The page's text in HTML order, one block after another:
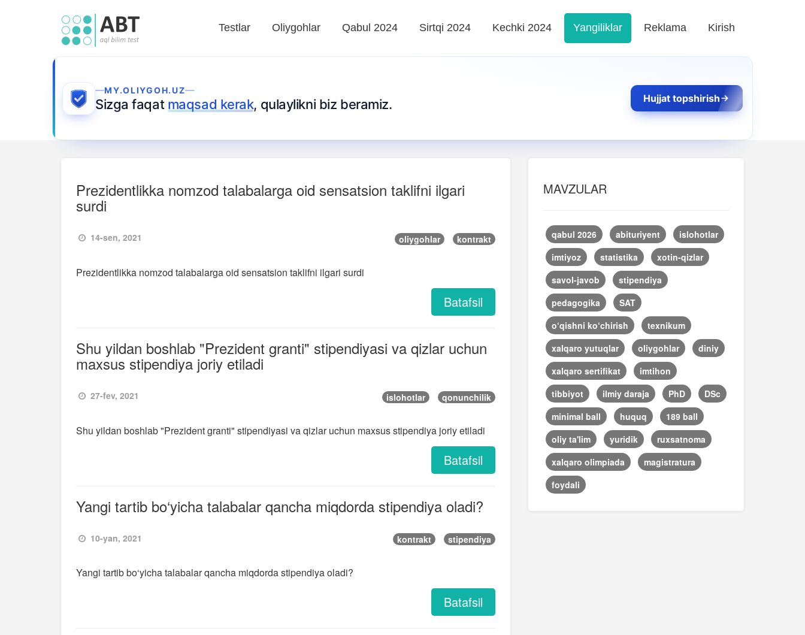
Testlar Oliygohlar Qabul 2024 Sirtqi 2024 Kechki 2024 Yangiliklar Reklama Kirish
MY.OLIYGOH.UZ
Sizga faqat maqsad kerak, qulaylikni biz beramiz. Hujjat topshirish
Prezidentlikka nomzod talabalarga oid sensatsion taklifni ilgari
surdi
14-sen, 2021 oliygohlar kontrakt
Prezidentlikka nomzod talabalarga oid sensatsion taklifni ilgari surdi
Batafsil
Shu yildan boshlab "Prezident granti" stipendiyasi va qizlar uchun
maxsus stipendiya joriy etiladi
27-fev, 2021 islohotlar qonunchilik
Shu yildan boshlab "Prezident granti" stipendiyasi va qizlar uchun maxsus stipendiya joriy etiladi
Batafsil
Yangi tartib bo‘yicha talabalar qancha miqdorda stipendiya oladi?
10-yan, 2021 kontrakt stipendiya
Yangi tartib bo‘yicha talabalar qancha miqdorda stipendiya oladi?
Batafsil
MAVZULAR
qabul 2026 abituriyent
islohotlar
imtiyoz
statistika
xotin-qizlar
savol-javob
stipendiya
pedagogika
SAT
o‘qishni ko‘chirish
texnikum
xalqaro yutuqlar
oliygohlar
diniy
xalqaro sertifikat
imtihon
tibbiyot
ilmiy daraja PhD
DSc
minimal ball
huquq
189 ball
oliy ta'lim
yuridik
ruxsatnoma
xalqaro olimpiada
magistratura
foydali